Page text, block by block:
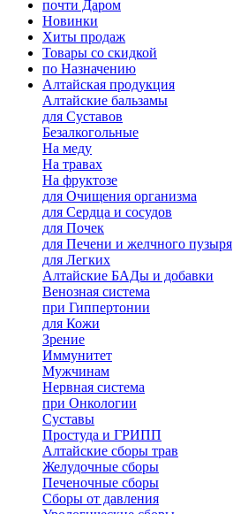
почти Даром
Новинки
Хиты продаж
Товары со скидкой
по Назначению
Алтайская продукция
Алтайские бальзамы
для Суставов
Безалкогольные
На меду
На травах
На фруктозе
для Очищения организма
для Сердца и сосудов
для Почек
для Печени и желчного пузыря
для Легких
Алтайские БАДы и добавки
Венозная система
при Гиппертонии
для Кожи
Зрение
Иммунитет
Мужчинам
Нервная система
при Онкологии
Суставы
Простуда и ГРИПП
Алтайские сборы трав
Желудочные сборы
Печеночные сборы
Сборы от давления